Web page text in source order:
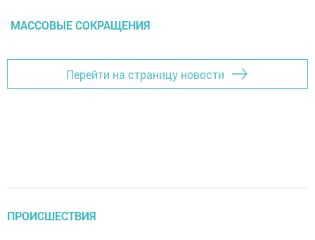
МАССОВЫЕ СОКРАЩЕНИЯ
Перейти на страницу новости
ПРОИСШЕСТВИЯ